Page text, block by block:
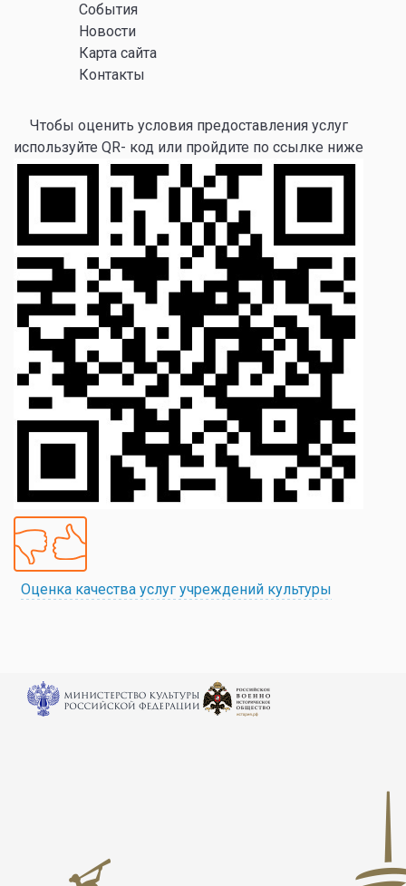
События
Новости
Карта сайта
Контакты
Чтобы оценить условия предоставления услуг
используйте QR- код или пройдите по ссылке ниже
Оценка качества услуг учреждений культуры